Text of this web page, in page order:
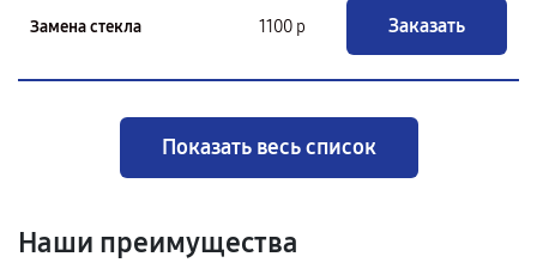
Замена стекла 1100 р Заказать
Показать весь список
Наши преимущества